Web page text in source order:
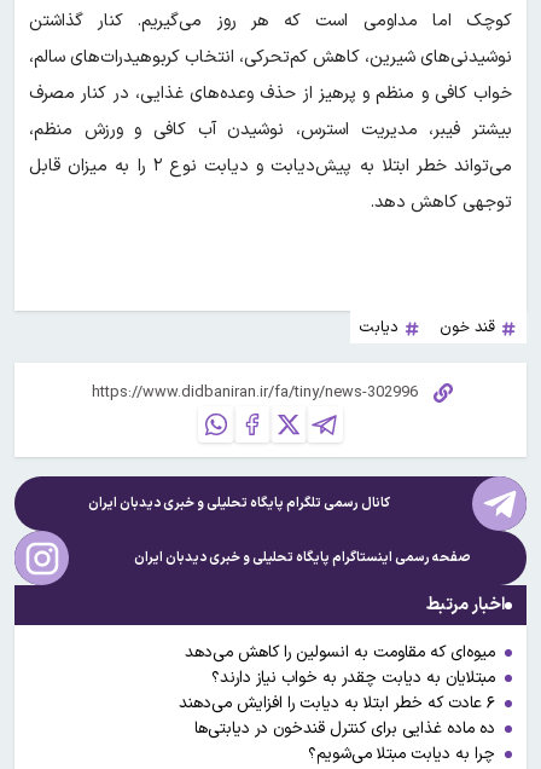
کوچک اما مداومی است که هر روز می‌گیریم. کنار گذاشتن
نوشیدنی‌های شیرین، کاهش کم‌تحرکی، انتخاب کربوهیدرات‌های سالم،
خواب کافی و منظم و پرهیز از حذف وعده‌های غذایی، در کنار مصرف
بیشتر فیبر، مدیریت استرس، نوشیدن آب کافی و ورزش منظم،
می‌تواند خطر ابتلا به پیش‌دیابت و دیابت نوع ۲ را به میزان قابل
توجهی کاهش دهد.
قند خون دیابت
کانال رسمی تلگرام پایگاه تحلیلی و خبریدیدبان ایران
صفحه رسمی اینستاگرام پایگاه تحلیلی و خبریدیدبان ایران
اخبار مرتبط
میوه‌ای که مقاومت به انسولین را کاهش می‌دهد
مبتلایان به دیابت چقدر به خواب نیاز دارند؟
۶ عادت که خطر ابتلا به دیابت را افزایش می‌دهند
ده ماده غذایی برای کنترل قندخون در دیابتی‌ها
چرا به دیابت مبتلا می‌شویم؟